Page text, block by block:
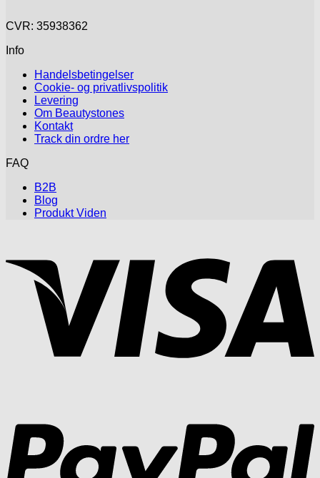
CVR: 35938362
Info
Handelsbetingelser
Cookie- og privatlivspolitik
Levering
Om Beautystones
Kontakt
Track din ordre her
FAQ
B2B
Blog
Produkt Viden